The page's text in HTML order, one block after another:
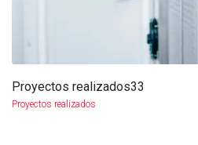
más info
Proyectos realizados33
Proyectos realizados